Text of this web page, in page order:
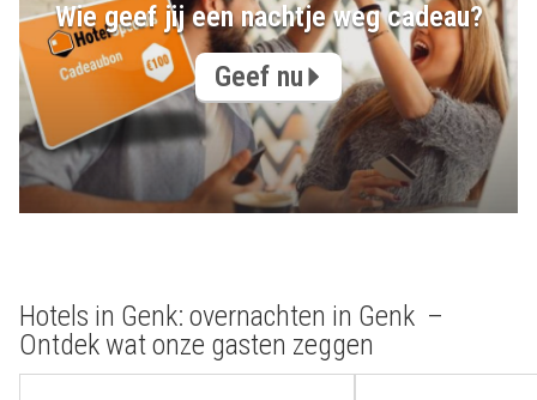
Wie geef jij een nachtje weg cadeau?
Geef nu
Hotels in Genk: overnachten in Genk –
Ontdek wat onze gasten zeggen